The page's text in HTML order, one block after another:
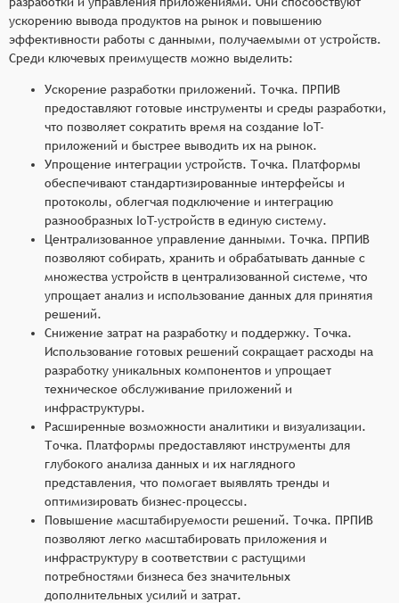
ускорению вывода продуктов на рынок и повышению
эффективности работы с данными, получаемыми от устройств.
Среди ключевых преимуществ можно выделить:
Ускорение разработки приложений. Точка. ПРПИВ
предоставляют готовые инструменты и среды разработки,
что позволяет сократить время на создание IoT-
приложений и быстрее выводить их на рынок.
Упрощение интеграции устройств. Точка. Платформы
обеспечивают стандартизированные интерфейсы и
протоколы, облегчая подключение и интеграцию
разнообразных IoT-устройств в единую систему.
Централизованное управление данными. Точка. ПРПИВ
позволяют собирать, хранить и обрабатывать данные с
множества устройств в централизованной системе, что
упрощает анализ и использование данных для принятия
решений.
Снижение затрат на разработку и поддержку. Точка.
Использование готовых решений сокращает расходы на
разработку уникальных компонентов и упрощает
техническое обслуживание приложений и
инфраструктуры.
Расширенные возможности аналитики и визуализации.
Точка. Платформы предоставляют инструменты для
глубокого анализа данных и их наглядного
представления, что помогает выявлять тренды и
оптимизировать бизнес-процессы.
Повышение масштабируемости решений. Точка. ПРПИВ
позволяют легко масштабировать приложения и
инфраструктуру в соответствии с растущими
потребностями бизнеса без значительных
дополнительных усилий и затрат.